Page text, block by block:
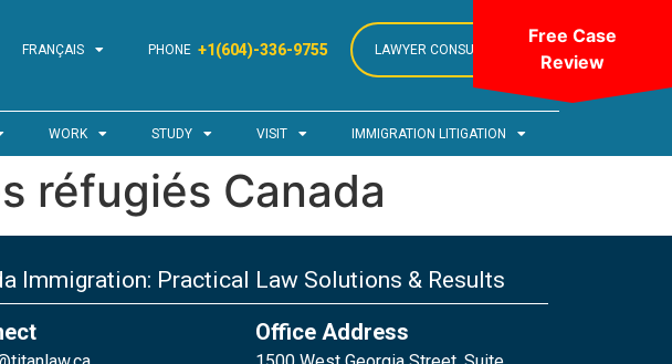
FRANÇAIS PHONE +1(604)-336-9755 LAWYER CONSULTATION
WORK STUDY VISIT IMMIGRATION LITIGATION
réfugiés Canada
Immigration: Practical Law Solutions & Results
Office Address
Free Case
Review